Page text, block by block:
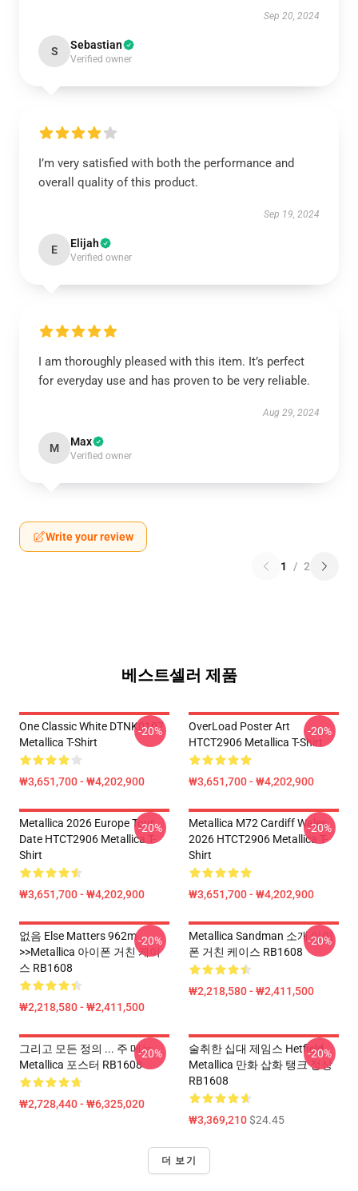
Sep 20, 2024
S Sebastian
Verified owner
I’m very satisfied with both the performance and
overall quality of this product.
Sep 19, 2024
E Elijah
Verified owner
I am thoroughly pleased with this item. It’s perfect
for everyday use and has proven to be very reliable.
Aug 29, 2024
M Max
Verified owner
Write your review
1 / 2
베스트셀러 제품
One Classic White DTNK0107
Metallica T-Shirt
₩3,651,700 - ₩4,202,900
-20%
OverLoad Poster Art
HTCT2906 Metallica T-Shirt
₩3,651,700 - ₩4,202,900
-20%
Metallica 2026 Europe Tour
Date HTCT2906 Metallica T-
Shirt
₩3,651,700 - ₩4,202,900
-20%
Metallica M72 Cardiff Wales
2026 HTCT2906 Metallica T-
Shirt
₩3,651,700 - ₩4,202,900
-20%
없음 Else Matters 962m
>>metallica 아이폰 거친 케이
스 RB1608
₩2,218,580 - ₩2,411,500
-20%
Metallica Sandman 소개 아이
폰 거친 케이스 RB1608
₩2,218,580 - ₩2,411,500
-20%
그리고 모든 정의 ... 주 메뉴
Metallica 포스터 RB1608
₩2,728,440 - ₩6,325,020
-20%
술취한 십대 제임스 Hetfield
Metallica 만화 삽화 탱크 정상
RB1608
₩3,369,210$24.45
-20%
더 보기